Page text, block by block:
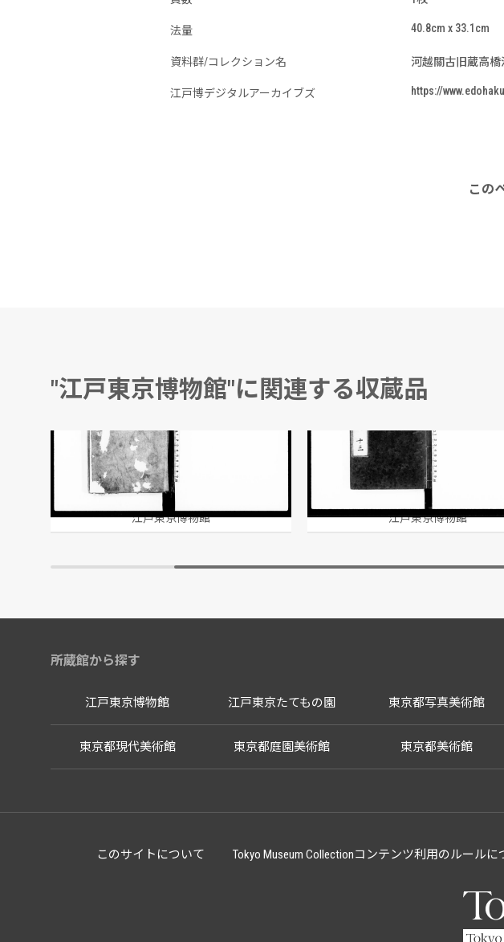
法量 40.8cm x 33.1cm
資料群/コレクション名 河越關古旧蔵高
江戸博デジタルアーカイブズ https://
この
"江戸東京博物館"に関連する収蔵品
御手鑑
江戸東京博物館
大政三秘録 十三
江戸東京博物館
所蔵館から探す
江戸東京博物館 江戸東京たてもの園 東京都写真美術館
東京都現代美術館 東京都庭園美術館 東京都美術館
このサイトについて Tokyo Museum Collectionコンテンツ利用のルールに